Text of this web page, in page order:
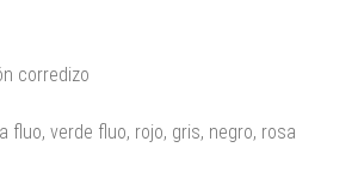
corredizo
fluo, verde fluo, rojo, gris, negro, rosa